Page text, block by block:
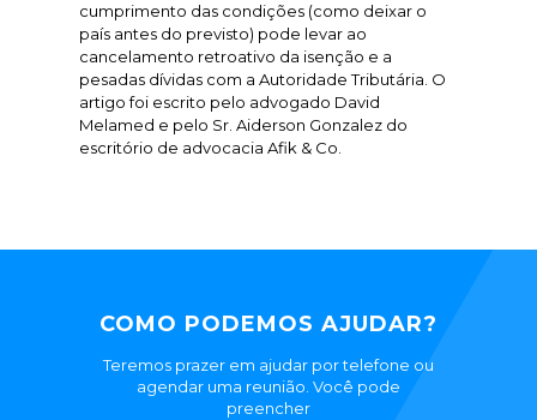
cumprimento das condições (como deixar o
país antes do previsto) pode levar ao
cancelamento retroativo da isenção e a
pesadas dívidas com a Autoridade Tributária. O
artigo foi escrito pelo advogado David
Melamed e pelo Sr. Aiderson Gonzalez do
escritório de advocacia Afik & Co.
COMO PODEMOS AJUDAR?
Teremos prazer em ajudar por telefone ou
agendar uma reunião. Você pode
preencher